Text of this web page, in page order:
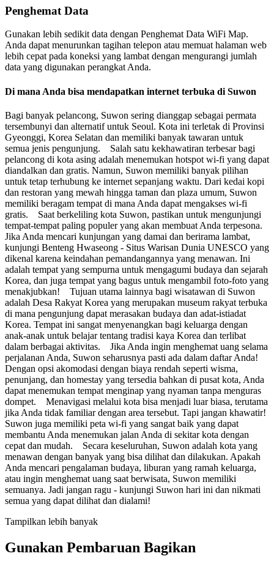
Penghemat Data
Gunakan lebih sedikit data dengan Penghemat Data WiFi Map.
Anda dapat menurunkan tagihan telepon atau memuat halaman web
lebih cepat pada koneksi yang lambat dengan mengurangi jumlah
data yang digunakan perangkat Anda.
Di mana Anda bisa mendapatkan internet terbuka di Suwon
Bagi banyak pelancong, Suwon sering dianggap sebagai permata
tersembunyi dan alternatif untuk Seoul. Kota ini terletak di Provinsi
Gyeonggi, Korea Selatan dan memiliki banyak tawaran untuk
semua jenis pengunjung. Salah satu kekhawatiran terbesar bagi
pelancong di kota asing adalah menemukan hotspot wi-fi yang dapat
diandalkan dan gratis. Namun, Suwon memiliki banyak pilihan
untuk tetap terhubung ke internet sepanjang waktu. Dari kedai kopi
dan restoran yang mewah hingga taman dan plaza umum, Suwon
memiliki beragam tempat di mana Anda dapat mengakses wi-fi
gratis. Saat berkeliling kota Suwon, pastikan untuk mengunjungi
tempat-tempat paling populer yang akan membuat Anda terpesona.
Jika Anda mencari kunjungan yang damai dan berirama lambat,
kunjungi Benteng Hwaseong - Situs Warisan Dunia UNESCO yang
dikenal karena keindahan pemandangannya yang menawan. Ini
adalah tempat yang sempurna untuk mengagumi budaya dan sejarah
Korea, dan juga tempat yang bagus untuk mengambil foto-foto yang
menakjubkan! Tujuan utama lainnya bagi wisatawan di Suwon
adalah Desa Rakyat Korea yang merupakan museum rakyat terbuka
di mana pengunjung dapat merasakan budaya dan adat-istiadat
Korea. Tempat ini sangat menyenangkan bagi keluarga dengan
anak-anak untuk belajar tentang tradisi kaya Korea dan terlibat
dalam berbagai aktivitas. Jika Anda ingin menghemat uang selama
perjalanan Anda, Suwon seharusnya pasti ada dalam daftar Anda!
Dengan opsi akomodasi dengan biaya rendah seperti wisma,
penunjang, dan homestay yang tersedia bahkan di pusat kota, Anda
dapat menemukan tempat menginap yang nyaman tanpa menguras
dompet. Menavigasi melalui kota bisa menjadi luar biasa, terutama
jika Anda tidak familiar dengan area tersebut. Tapi jangan khawatir!
Suwon juga memiliki peta wi-fi yang sangat baik yang dapat
membantu Anda menemukan jalan Anda di sekitar kota dengan
cepat dan mudah. Secara keseluruhan, Suwon adalah kota yang
menawan dengan banyak yang bisa dilihat dan dilakukan. Apakah
Anda mencari pengalaman budaya, liburan yang ramah keluarga,
atau ingin menghemat uang saat berwisata, Suwon memiliki
semuanya. Jadi jangan ragu - kunjungi Suwon hari ini dan nikmati
semua yang dapat dilihat dan dialami!
Tampilkan lebih banyak
Gunakan Pembaruan Bagikan